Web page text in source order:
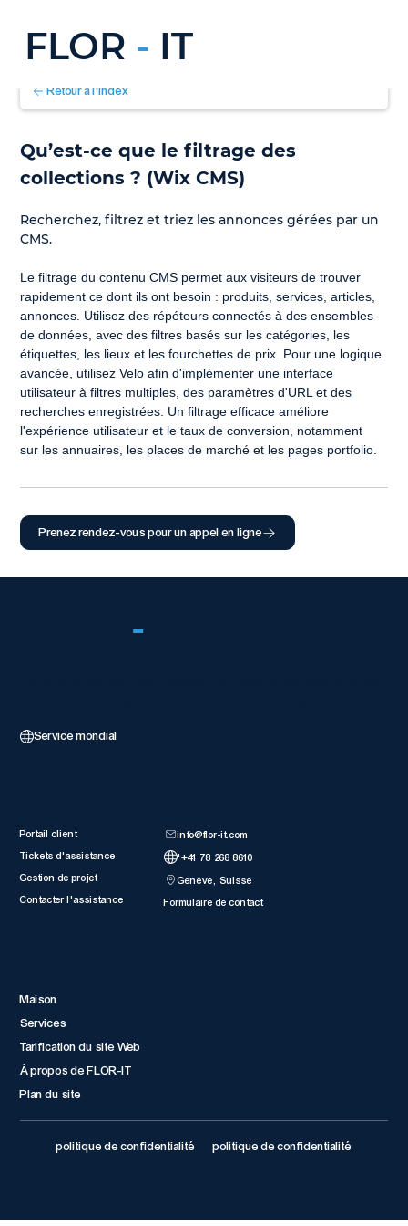
FLOR - IT
Retour à l'index
Qu’est-ce que le filtrage des
collections ? (Wix CMS)
Recherchez, filtrez et triez les annonces gérées par un
CMS.
Le filtrage du contenu CMS permet aux visiteurs de trouver
rapidement ce dont ils ont besoin : produits, services, articles,
annonces. Utilisez des répéteurs connectés à des ensembles
de données, avec des filtres basés sur les catégories, les
étiquettes, les lieux et les fourchettes de prix. Pour une logique
avancée, utilisez Velo afin d'implémenter une interface
utilisateur à filtres multiples, des paramètres d'URL et des
recherches enregistrées. Un filtrage efficace améliore
l'expérience utilisateur et le taux de conversion, notamment
sur les annuaires, les places de marché et les pages portfolio.
Prenez rendez-vous pour un appel en ligne
-
Service mondial
Portail client
Tickets d'assistance
Gestion de projet
Contacter l'assistance
info@flor-it.com
'+41 78 268 8610
Genève, Suisse
Formulaire de contact
Maison
Services
Tarification du site Web
À propos de FLOR-IT
Plan du site
politique de confidentialité politique de confidentialité